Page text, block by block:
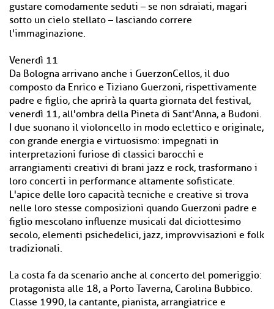
gustare comodamente seduti – se non sdraiati, magari
sotto un cielo stellato – lasciando correre
l'immaginazione.
Venerdì 11
Da Bologna arrivano anche i GuerzonCellos, il duo
composto da Enrico e Tiziano Guerzoni, rispettivamente
padre e figlio, che aprirà la quarta giornata del festival,
venerdì 11, all'ombra della Pineta di Sant'Anna, a Budoni.
I due suonano il violoncello in modo eclettico e originale,
con grande energia e virtuosismo: impegnati in
interpretazioni furiose di classici barocchi e
arrangiamenti creativi di brani jazz e rock, trasformano i
loro concerti in performance altamente sofisticate.
L'apice delle loro capacità tecniche e creative si trova
nelle loro stesse composizioni quando Guerzoni padre e
figlio mescolano influenze musicali dal diciottesimo
secolo, elementi psichedelici, jazz, improvvisazioni e folk
tradizionali.
La costa fa da scenario anche al concerto del pomeriggio:
protagonista alle 18, a Porto Taverna, Carolina Bubbico.
Classe 1990, la cantante, pianista, arrangiatrice e